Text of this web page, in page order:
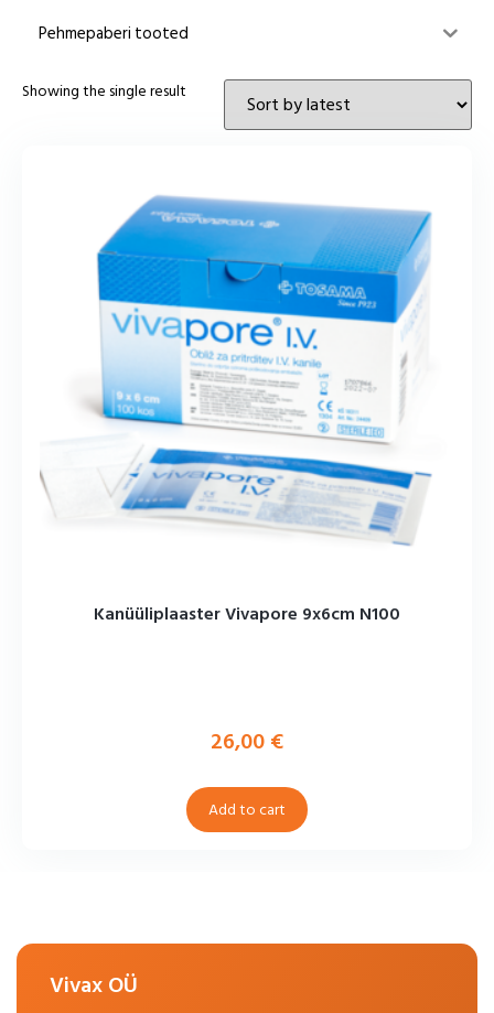
Pehmepaberi tooted
Showing the single result
Kanüüliplaaster Vivapore 9x6cm N100
26,00€
Add to cart
Vivax OÜ